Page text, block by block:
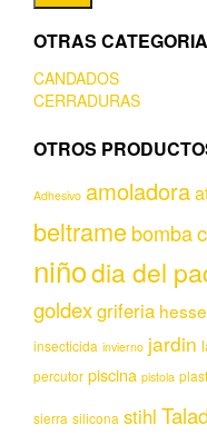
OTRAS
CANDADOS
CERRADURAS
OTROS
Adhesivo amoladora
beltramebomba
niñodia del
goldexgriferia
insecticida invierno jardin
percutor piscina pistola
sierra silicona stihl